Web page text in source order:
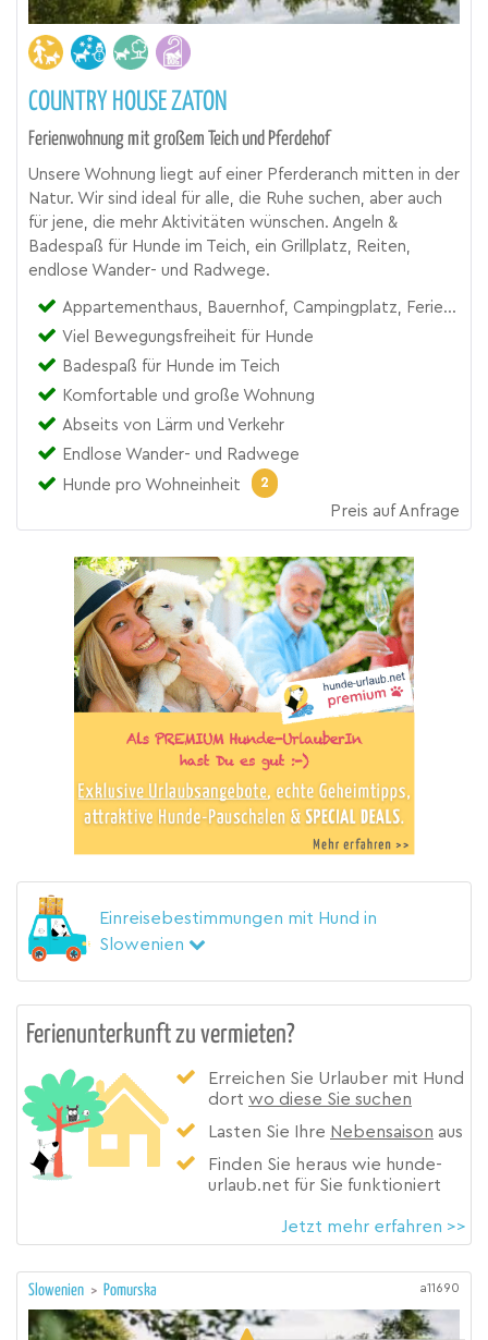
COUNTRY HOUSE ZATON
Ferienwohnung mit großem Teich und Pferdehof
Unsere Wohnung liegt auf einer Pferderanch mitten in der
Natur. Wir sind ideal für alle, die Ruhe suchen, aber auch
für jene, die mehr Aktivitäten wünschen. Angeln &
Badespaß für Hunde im Teich, ein Grillplatz, Reiten,
endlose Wander- und Radwege.
Appartementhaus, Bauernhof, Campingplatz, Ferienhof, Ferienwohnung, Landgut, Reiterhof
Viel Bewegungsfreiheit für Hunde
Badespaß für Hunde im Teich
Komfortable und große Wohnung
Abseits von Lärm und Verkehr
Endlose Wander- und Radwege
Hunde pro Wohneinheit
2
Preis auf Anfrage
Einreisebestimmungen mit Hund in
Slowenien
Ferienunterkunft zu vermieten?
Erreichen Sie Urlauber mit Hund
dort wo diese Sie suchen
Lasten Sie Ihre Nebensaison aus
Finden Sie heraus wie hunde-
urlaub.net für Sie funktioniert
Jetzt mehr erfahren >>
Slowenien > Pomurska a11690